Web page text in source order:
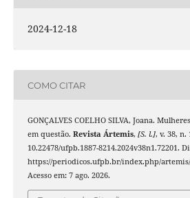
2024-12-18
COMO CITAR
GONÇALVES COELHO SILVA, Joana.
em questão. Revista Ártemis, [S. l.], v. 38, n.
10.22478/ufpb.1887-8214.2024v38n1.72201.
https://periodicos.ufpb.br/index.php/
Acesso em: 7 ago. 2026.